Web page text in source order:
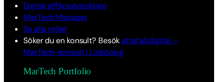
Digital affärsutvecklare
MarTech Manager
Se alla roller
Söker du en konsult? Besökattefall.digital –
MarTech-konsult i Linköping
MarTech Portfolio